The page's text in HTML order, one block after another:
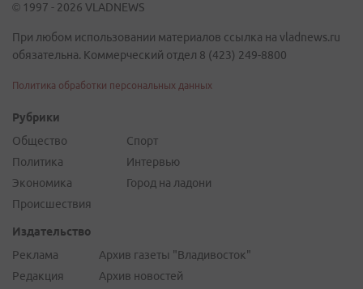
© 1997 - 2026 VLADNEWS
При любом использовании материалов ссылка на vladnews.ru
обязательна. Коммерческий отдел 8 (423) 249-8800
Политика обработки персональных данных
Рубрики
Общество
Политика
Экономика
Происшествия
Спорт
Интервью
Город на ладони
Издательство
Реклама
Редакция
Архив газеты "Владивосток"
Архив новостей